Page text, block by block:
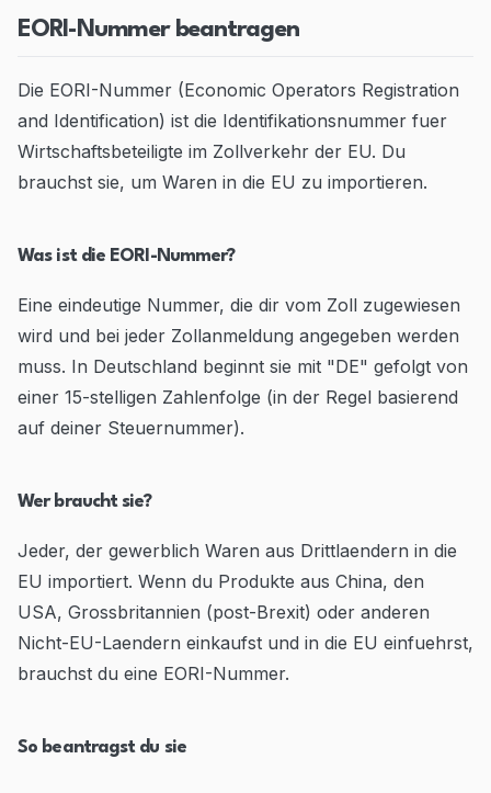
EORI-Nummer beantragen
Die EORI-Nummer (Economic Operators Registration
and Identification) ist die Identifikationsnummer fuer
Wirtschaftsbeteiligte im Zollverkehr der EU. Du
brauchst sie, um Waren in die EU zu importieren.
Was ist die EORI-Nummer?
Eine eindeutige Nummer, die dir vom Zoll zugewiesen
wird und bei jeder Zollanmeldung angegeben werden
muss. In Deutschland beginnt sie mit "DE" gefolgt von
einer 15-stelligen Zahlenfolge (in der Regel basierend
auf deiner Steuernummer).
Wer braucht sie?
Jeder, der gewerblich Waren aus Drittlaendern in die
EU importiert. Wenn du Produkte aus China, den
USA, Grossbritannien (post-Brexit) oder anderen
Nicht-EU-Laendern einkaufst und in die EU einfuehrst,
brauchst du eine EORI-Nummer.
So beantragst du sie